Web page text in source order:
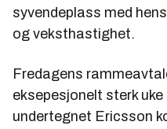
syvendeplass med
og veksthastighet.
Fredagens
eksepesjonelt sterk
undertegnet Ericsson